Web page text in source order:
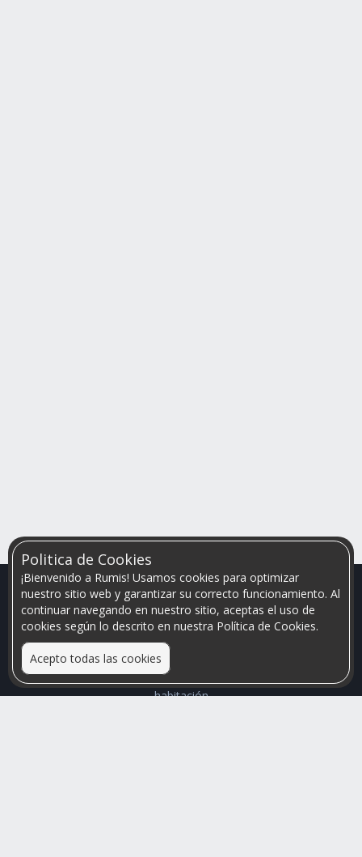
Politica de Cookies
¡Bienvenido a Rumis! Usamos cookies para optimizar
nuestro sitio web y garantizar su correcto funcionamiento. Al
continuar navegando en nuestro sitio, aceptas el uso de
cookies según lo descrito en nuestra Política de Cookies.
Acepto todas las cookies
Relacionamos personas que arriendan con las que buscan una
habitación